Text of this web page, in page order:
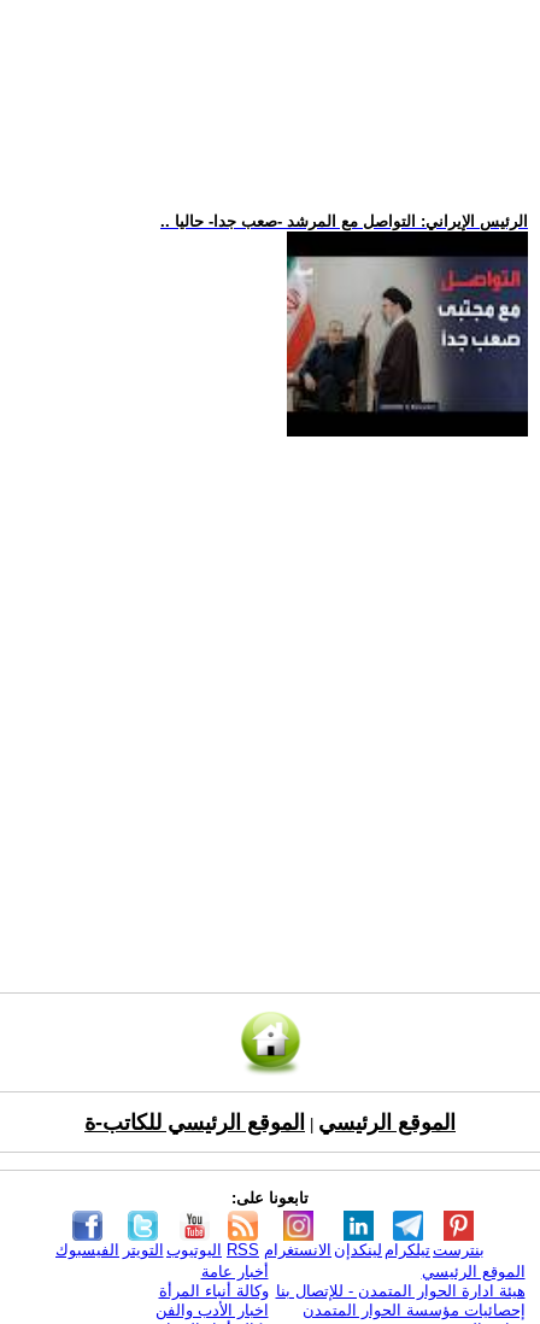
.. الرئيس الإيراني: التواصل مع المرشد -صعب جدا- حاليا
الموقع الرئيسي الموقع الرئيسي للكاتب-ة
تابعونا على:
الفيسبوك التويتر اليوتيوب RSS الانستغرام لينكدإن تيلكرامبنترست
الموقع الرئيسي
هيئة ادارة الحوار المتمدن - للإتصال بنا
إحصائيات مؤسسة الحوار المتمدن
أخبار عامة
وكالة أنباء المرأة
اخبار الأدب والفن